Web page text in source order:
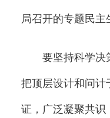
局召开的专题民主
要坚持科学决策
把顶层设计和问计
证，广泛凝聚共识